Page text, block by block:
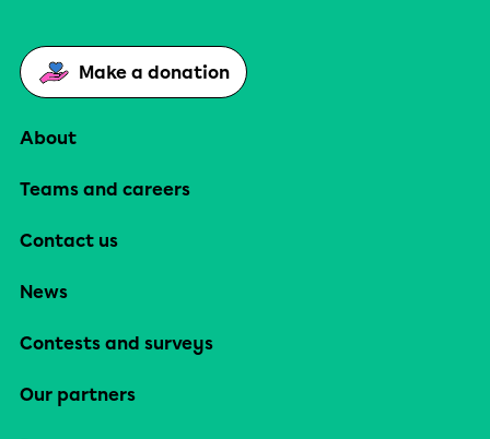
Make a donation
About
Teams and careers
Contact us
News
Contests and surveys
Our partners